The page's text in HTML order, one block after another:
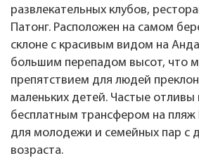
развлекательных клубов,
Патонг. Расположен на самом
склоне с красивым видом на
большим перепадом высот, что
препятствием для людей
маленьких детей. Частые отливы
бесплатным трансфером на пляж
для молодежи и семейных пар с
возраста.